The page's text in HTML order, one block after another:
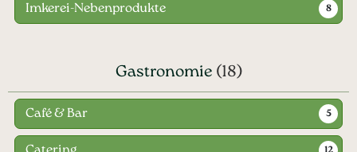
Imkerei-Nebenprodukte 8
Gastronomie (18)
Café & Bar 5